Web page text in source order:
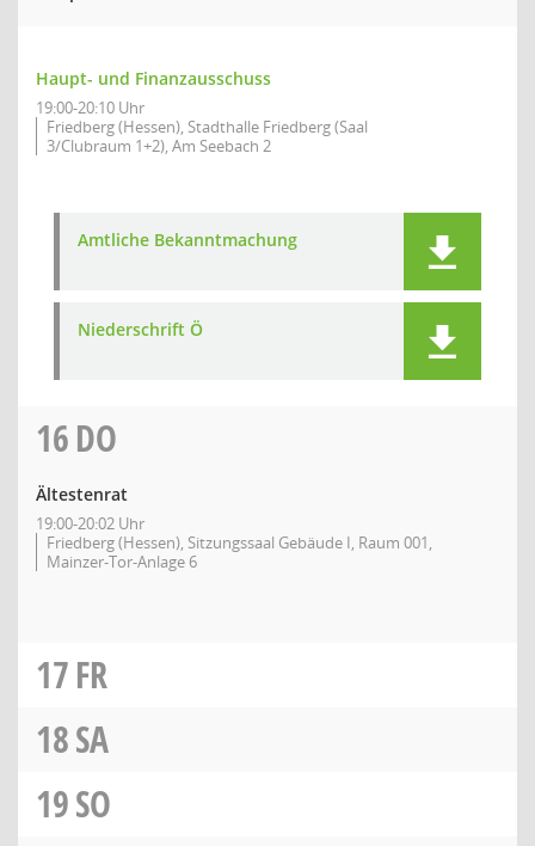
Haupt- und Finanzausschuss
19:00-20:10 Uhr
Friedberg (Hessen), Stadthalle Friedberg (Saal
3/Clubraum 1+2), Am Seebach 2
Amtliche Bekanntmachung
Niederschrift Ö
16DO
Ältestenrat
19:00-20:02 Uhr
Friedberg (Hessen), Sitzungssaal Gebäude I, Raum 001,
Mainzer-Tor-Anlage 6
17FR
18SA
19SO